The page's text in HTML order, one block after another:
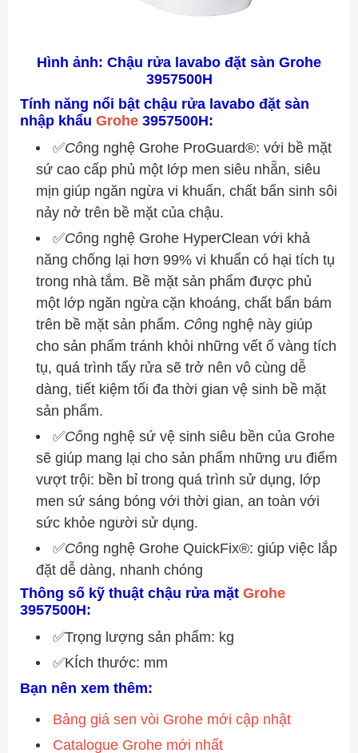
Hình ảnh: Chậu rửa lavabo đặt sàn Grohe
3957500H
Tính năng nổi bật chậu rửa lavabo đặt sàn
nhập khẩu Grohe 3957500H:
✅Công nghệ Grohe ProGuard®: với bề mặt
sứ cao cấp phủ một lớp men siêu nhẵn, siêu
mịn giúp ngăn ngừa vi khuẩn, chất bẩn sinh sôi
nảy nở trên bề mặt của chậu.
✅Công nghệ Grohe HyperClean với khả
năng chống lại hơn 99% vi khuẩn có hại tích tụ
trong nhà tắm. Bề mặt sản phẩm được phủ
một lớp ngăn ngừa cặn khoáng, chất bẩn bám
trên bề mặt sản phẩm. Công nghệ này giúp
cho sản phẩm tránh khỏi những vết ố vàng tích
tụ, quá trình tẩy rửa sẽ trở nên vô cùng dễ
dàng, tiết kiệm tối đa thời gian vệ sinh bề mặt
sản phẩm.
✅Công nghệ sứ vệ sinh siêu bền của Grohe
sẽ giúp mang lại cho sản phẩm những ưu điểm
vượt trội: bền bỉ trong quá trình sử dụng, lớp
men sứ sáng bóng với thời gian, an toàn với
sức khỏe người sử dụng.
✅Công nghệ Grohe QuickFix®: giúp việc lắp
đặt dễ dàng, nhanh chóng
Thông số kỹ thuật chậu rửa mặt Grohe
3957500H:
✅Trọng lượng sản phẩm: kg
✅KÍch thước: mm
Bạn nên xem thêm:
Bảng giá sen vòi Grohe mới cập nhật
Catalogue Grohe mới nhất